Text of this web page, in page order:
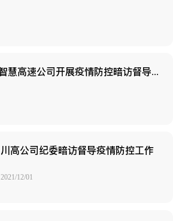
川高公司赴智慧高速公司开展疫情防控暗访督导工作
川高公司纪委暗访督导疫情防控工作
2021/12/01